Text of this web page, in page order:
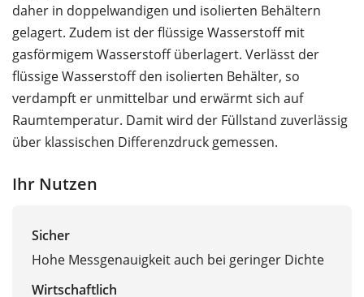
daher in doppelwandigen und isolierten Behältern
gelagert. Zudem ist der flüssige Wasserstoff mit
gasförmigem Wasserstoff überlagert. Verlässt der
flüssige Wasserstoff den isolierten Behälter, so
verdampft er unmittelbar und erwärmt sich auf
Raumtemperatur. Damit wird der Füllstand zuverlässig
über klassischen Differenzdruck gemessen.
Ihr Nutzen
Sicher
Hohe Messgenauigkeit auch bei geringer Dichte
Wirtschaftlich